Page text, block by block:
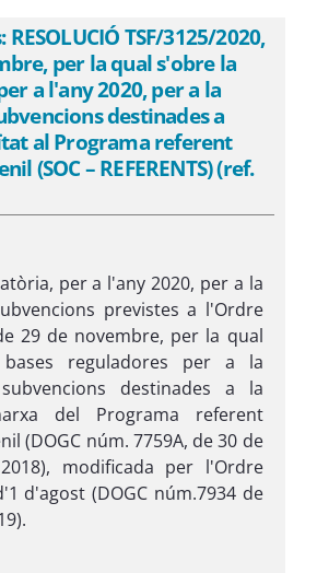
referent
juvenil (SOC &#8211;
BDNS 536428) - eSAM
TSF/3125/2020,
per la qual s'obre la
a l'any 2020, per a la
destinades a
al Programa referent
(SOC – REFERENTS) (ref.
per a l'any 2020, per a la
previstes a l'Ordre
29 de novembre, per la qual
reguladores per a la
destinades a la
del Programa referent
(DOGC núm. 7759A, de 30 de
modificada per l'Ordre
d'agost (DOGC núm.7934 de